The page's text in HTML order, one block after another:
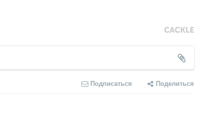
Подписаться Поделиться